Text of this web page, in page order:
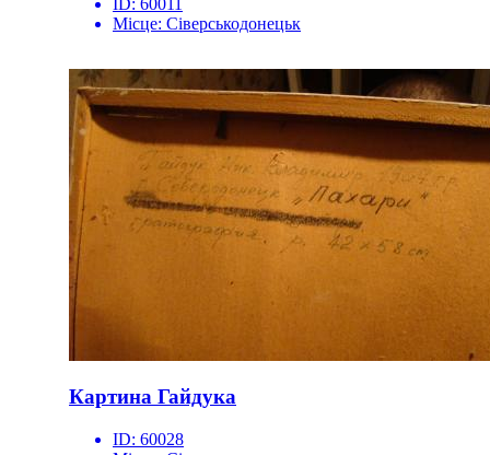
Місце: Сіверськодонецьк
Картина Гайдука
ID: 60028